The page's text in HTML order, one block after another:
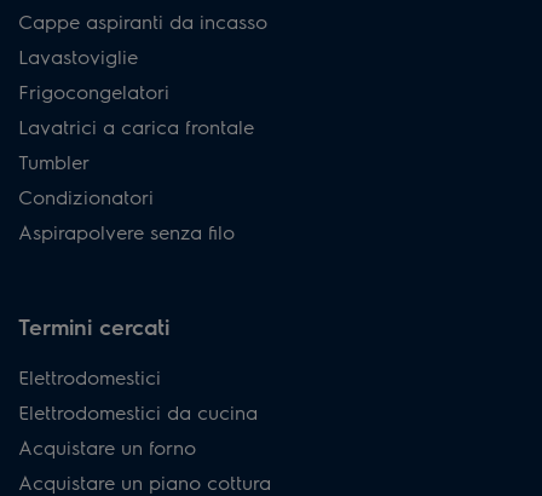
Cappe aspiranti da incasso
Lavastoviglie
Frigocongelatori
Lavatrici a carica frontale
Tumbler
Condizionatori
Aspirapolvere senza filo
Termini cercati
Elettrodomestici
Elettrodomestici da cucina
Acquistare un forno
Acquistare un piano cottura